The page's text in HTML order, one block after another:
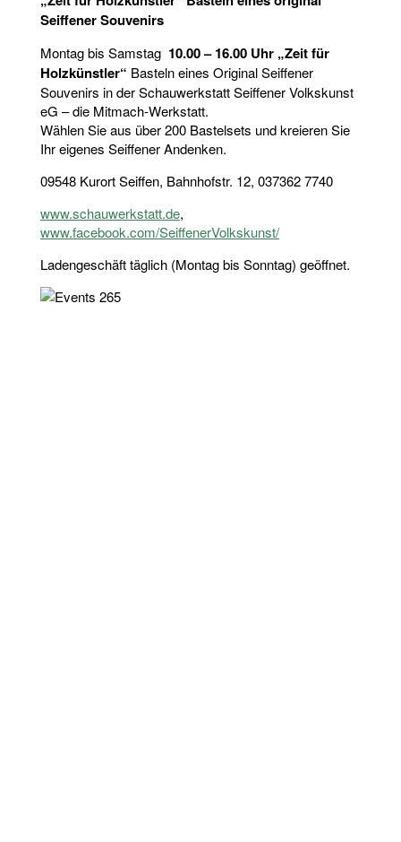
Seiffener Souvenirs
Montag bis Samstag 10.00 – 16.00 Uhr „Zeit für
Holzkünstler“ Basteln eines Original Seiffener
Souvenirs in der Schauwerkstatt Seiffener Volkskunst
eG – die Mitmach-Werkstatt.
Wählen Sie aus über 200 Bastelsets und kreieren Sie
Ihr eigenes Seiffener Andenken.
09548 Kurort Seiffen, Bahnhofstr. 12, 037362 7740
www.schauwerkstatt.de,
www.facebook.com/SeiffenerVolkskunst/
Ladengeschäft täglich (Montag bis Sonntag) geöffnet.